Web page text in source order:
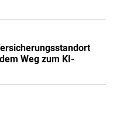
Weg zum KI-